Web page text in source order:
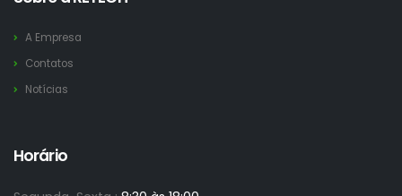
A Empresa
Contatos
Notícias
Horário